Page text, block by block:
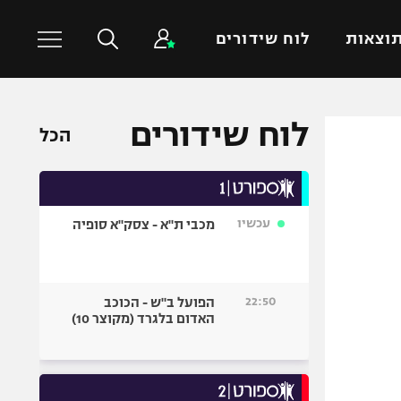
תוצאות לוח שידורים
כדורסל עולמי ענפים נוספים
כדורעף
אגרוף
UFC
היאבקות WWE
לוח שידורים הכל
עכשיו מכבי ת"א - צסק"א סופיה
22:50
הפועל ב"ש - הכוכב
האדום בלגרד (מקוצר 10)